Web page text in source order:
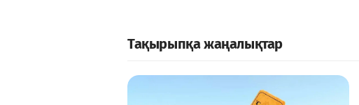
Тақырыпқа жаңалықтар